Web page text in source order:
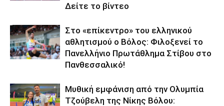
Δείτε το βίντεο
Στο «επίκεντρο» του ελληνικού
αθλητισμού ο Βόλος: Φιλοξενεί το
Πανελλήνιο Πρωτάθλημα Στίβου στο
Πανθεσσαλικό!
Μυθική εμφάνιση από την Ολυμπία
Τζούβελη της Νίκης Βόλου: